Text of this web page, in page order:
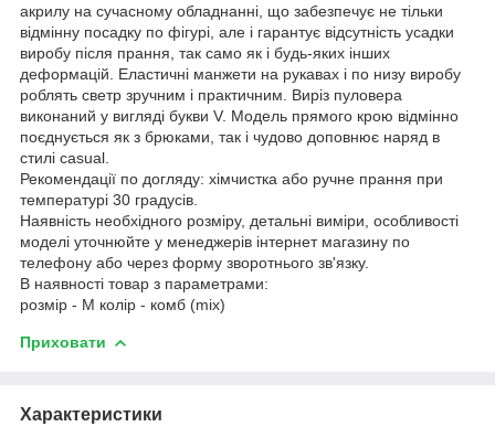
акрилу на сучасному обладнанні, що забезпечує не тільки
відмінну посадку по фігурі, але і гарантує відсутність усадки
виробу після прання, так само як і будь-яких інших
деформацій. Еластичні манжети на рукавах і по низу виробу
роблять светр зручним і практичним. Виріз пуловера
виконаний у вигляді букви V. Модель прямого крою відмінно
поєднується як з брюками, так і чудово доповнює наряд в
стилі casual.
Рекомендації по догляду: хімчистка або ручне прання при
температурі 30 градусів.
Наявність необхідного розміру, детальні виміри, особливості
моделі уточнюйте у менеджерів інтернет магазину по
телефону або через форму зворотнього зв'язку.
В наявності товар з параметрами:
розмір - M колір - комб (mix)
Приховати
Характеристики